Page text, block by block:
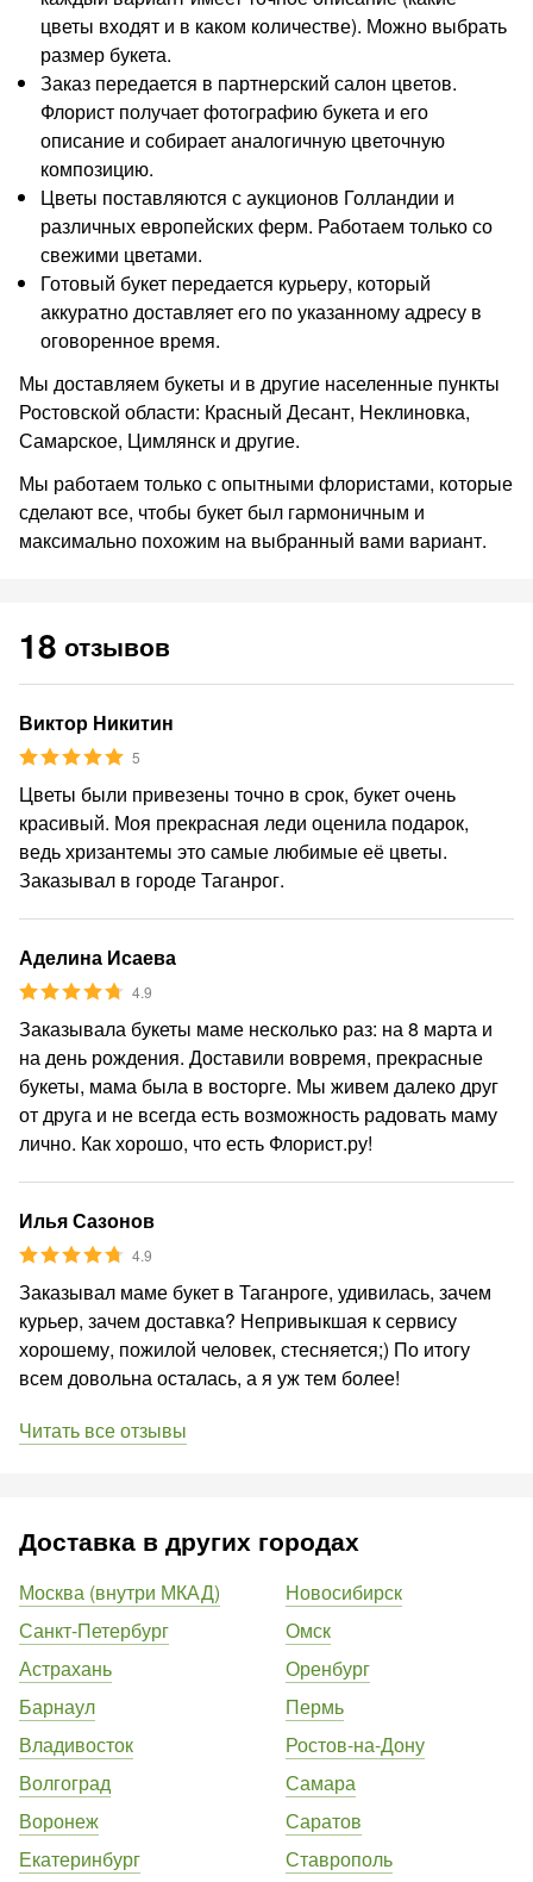
цветы входят и в каком количестве). Можно выбрать
размер букета.
Заказ передается в партнерский салон цветов.
Флорист получает фотографию букета и его
описание и собирает аналогичную цветочную
композицию.
Цветы поставляются с аукционов Голландии и
различных европейских ферм. Работаем только со
свежими цветами.
Готовый букет передается курьеру, который
аккуратно доставляет его по указанному адресу в
оговоренное время.
Мы доставляем букеты и в другие населенные пункты
Ростовской области: Красный Десант, Неклиновка,
Самарское, Цимлянск и другие.
Мы работаем только с опытными флористами, которые
сделают все, чтобы букет был гармоничным и
максимально похожим на выбранный вами вариант.
18 отзывов
Виктор Никитин
5
Цветы были привезены точно в срок, букет очень
красивый. Моя прекрасная леди оценила подарок,
ведь хризантемы это самые любимые её цветы.
Заказывал в городе Таганрог.
Аделина Исаева
4.9
Заказывала букеты маме несколько раз: на 8 марта и
на день рождения. Доставили вовремя, прекрасные
букеты, мама была в восторге. Мы живем далеко друг
от друга и не всегда есть возможность радовать маму
лично. Как хорошо, что есть Флорист.ру!
Илья Сазонов
4.9
Заказывал маме букет в Таганроге, удивилась, зачем
курьер, зачем доставка? Непривыкшая к сервису
хорошему, пожилой человек, стесняется;) По итогу
всем довольна осталась, а я уж тем более!
Читать все отзывы
Доставка в других городах
Москва (внутри МКАД)
Санкт-Петербург
Астрахань
Барнаул
Владивосток
Волгоград
Воронеж
Екатеринбург
Новосибирск
Омск
Оренбург
Пермь
Ростов-на-Дону
Самара
Саратов
Ставрополь